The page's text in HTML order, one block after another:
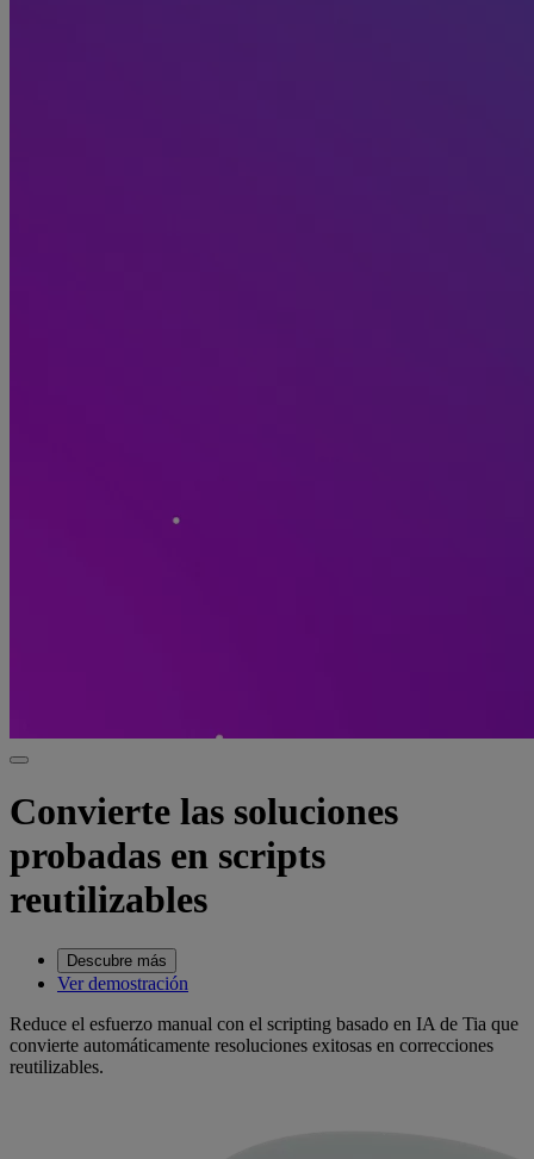
Convierte las soluciones
probadas en scripts
reutilizables
Descubre más
Ver demostración
Reduce el esfuerzo manual con el scripting basado en IA de Tia que
convierte automáticamente resoluciones exitosas en correcciones
reutilizables.